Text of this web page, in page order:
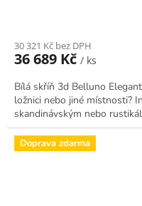
30 321 Kč bez DPH
36 689 Kč / ks
Bílá skříň 3d Belluno
ložnici nebo jiné místnosti?
skandinávským nebo
Doprava zdarma